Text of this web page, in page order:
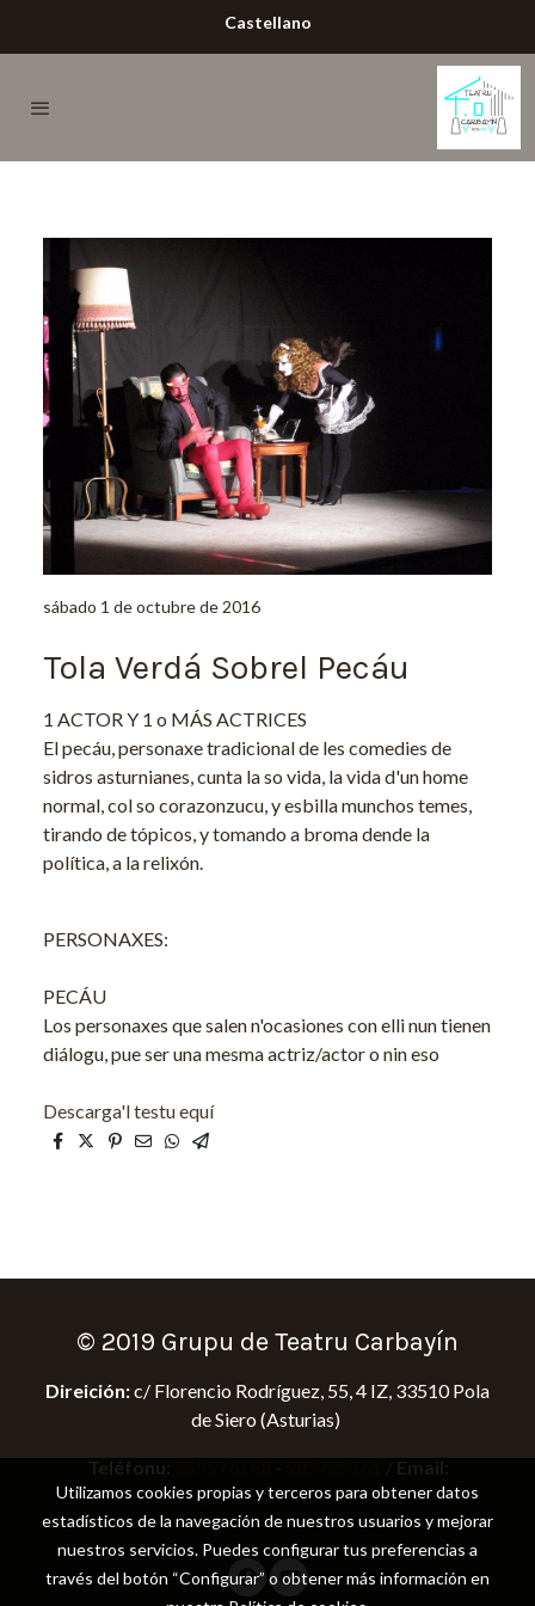
Castellano
sábado 1 de octubre de 2016
Tola Verdá Sobrel Pecáu
1 ACTOR Y 1 o MÁS ACTRICES
El pecáu, personaxe tradicional de les comedies de
sidros asturnianes, cunta la so vida, la vida d'un home
normal, col so corazonzucu, y esbilla munchos temes,
tirando de tópicos, y tomando a broma dende la
política, a la relixón.
PERSONAXES:
PECÁU
Los personaxes que salen n'ocasiones con elli nun tienen
diálogu, pue ser una mesma actriz/actor o nin eso
Descarga'l testu equí
© 2019 Grupu de Teatru Carbayín
Direición:c/ Florencio Rodríguez, 55, 4 IZ, 33510 Pola
de Siero (Asturias)
info@teatrocarbayin.net.
Utilizamos cookies propias y terceros para obtener datos
estadísticos de la navegación de nuestros usuarios y mejorar
nuestros servicios. Puedes configurar tus preferencias a
través del botón “Configurar” o obtener más información en